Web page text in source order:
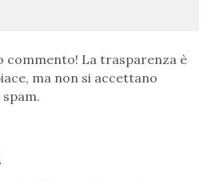
commento! La trasparenza è
ma non si accettano